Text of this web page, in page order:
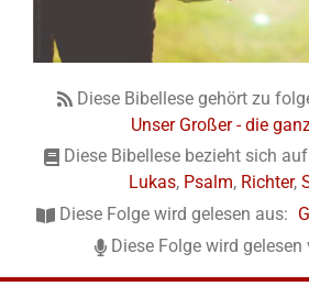
Diese Bibellese gehört zu
Unser Großer - die
Diese Bibellese bezieht sich
Lukas, Psalm, Richter,
Diese Folge wird gelesen aus:
Diese Folge wird gelesen